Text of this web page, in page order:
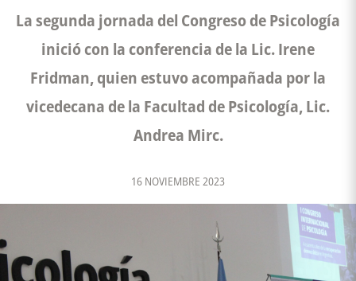
La segunda jornada del Congreso de Psicología
inició con la conferencia de la Lic. Irene
Fridman, quien estuvo acompañada por la
vicedecana de la Facultad de Psicología, Lic.
Andrea Mirc.
16 NOVIEMBRE 2023